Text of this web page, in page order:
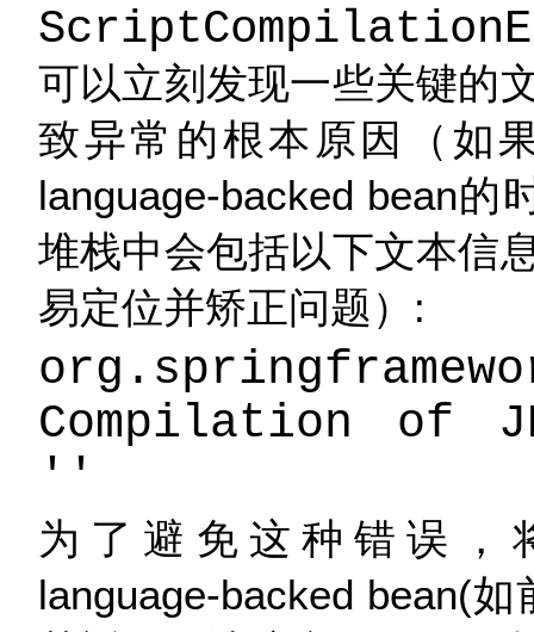
可以立刻发现一些关键的
致异常的根本原因（如
language-backed bean的
堆栈中会包括以下文本信
易定位并矫正问题）:
Compilation of
''
为了避免这种错误，
language-backed bean(